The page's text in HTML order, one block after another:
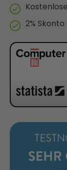
2%